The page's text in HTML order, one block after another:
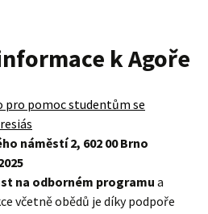
k Agoře
pro pomoc studentům se
náměstí 2, 602 00 Brno
na odborném programu a
včetně obědů je díky podpoře